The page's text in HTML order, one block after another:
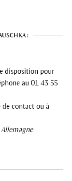
:
disposition pour
au 01 43 55
contact ou à